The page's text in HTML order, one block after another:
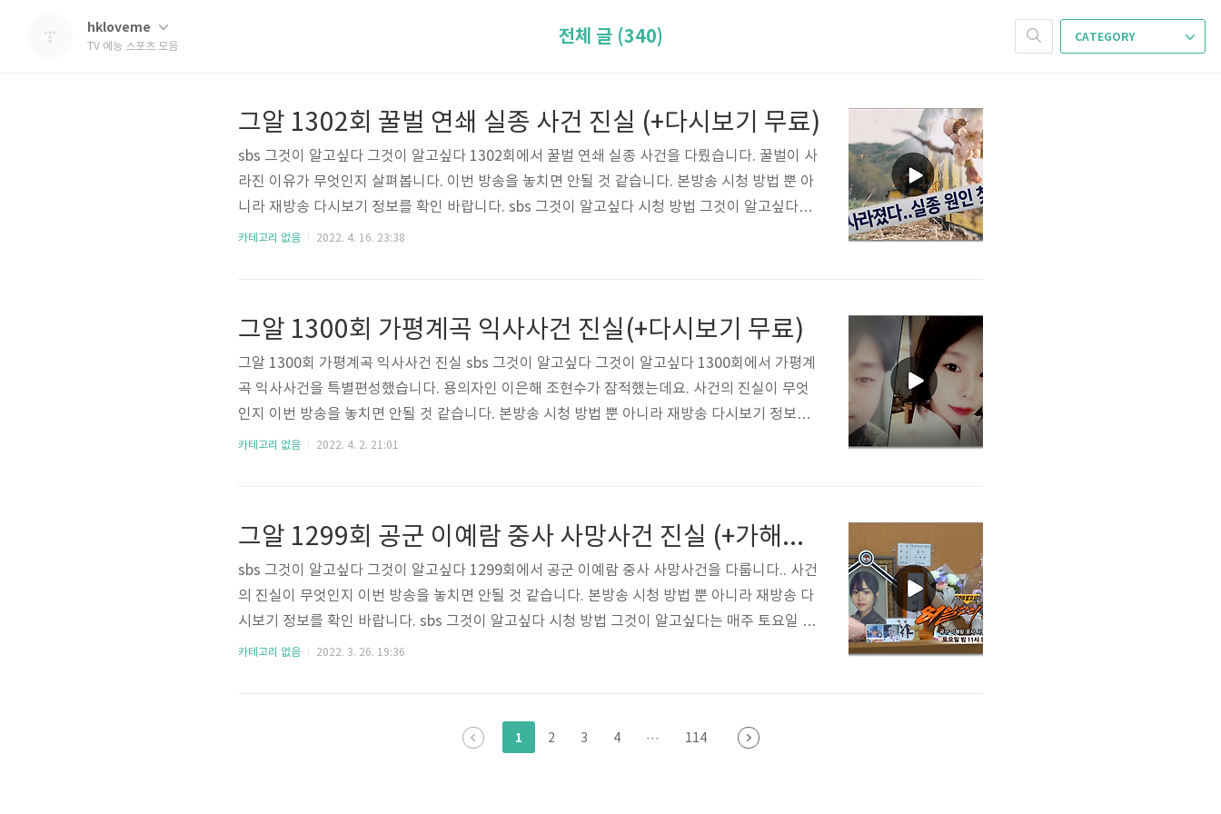
hkloveme
TV 예능 스포츠 모음
CATEGORY
전체 글 (340)
그알 1302회 꿀벌 연쇄 실종 사건 진실 (+다시보기 무료)
sbs 그것이 알고싶다 그것이 알고싶다 1302회에서 꿀벌 연쇄 실종 사건을 다뤘습니다. 꿀벌이 사
라진 이유가 무엇인지 살펴봅니다. 이번 방송을 놓치면 안될 것 같습니다. 본방송 시청 방법 뿐 아
니라 재방송 다시보기 정보를 확인 바랍니다. sbs 그것이 알고싶다 시청 방법 그것이 알고싶다는
매주 토요일 밤 11시10분에 방영합니다. 본방사수를 원하시면 sbs 온에어를 통해 실시간 무료 시
행하는 대한민국..
카테고리 없음 2022. 4. 16. 23:38
그알 1300회 가평계곡 익사사건 진실(+다시보기 무료)
그알 1300회 가평계곡 익사사건 진실 sbs 그것이 알고싶다 그것이 알고싶다 1300회에서 가평계
곡 익사사건을 특별편성했습니다. 용의자인 이은해 조현수가 잠적했는데요. 사건의 진실이 무엇
인지 이번 방송을 놓치면 안될 것 같습니다. 본방송 시청 방법 뿐 아니라 재방송 다시보기 정보를
확인 바랍니다. sbs 그것이 알고싶다 시청 방법 그것이 알고싶다는 매주 토요일 밤 11시10분에 방
밤 11시10분에 방..
카테고리 없음 2022. 4. 2. 21:01
그알 1299회 공군 이예람 중사 사망사건 진실 (+가해자 정체 장모 중사)
sbs 그것이 알고싶다 그것이 알고싶다 1299회에서 공군 이예람 중사 사망사건을 다룹니다.. 사건
의 진실이 무엇인지 이번 방송을 놓치면 안될 것 같습니다. 본방송 시청 방법 뿐 아니라 재방송 다
시보기 정보를 확인 바랍니다. sbs 그것이 알고싶다 시청 방법 그것이 알고싶다는 매주 토요일 밤
11시10분에 방영합니다. 본방사수를 원하시면 sbs 온에어를 통해 실시간 무료 시청 가능합니다.
내 매주 토요일 밤 11시10분에 방송되는 그것이 알고 싶다는 배우 김상중 씨가 진행하는 대한민
카테고리 없음 2022. 3. 26. 19:36
1 2 3 4 ··· 114